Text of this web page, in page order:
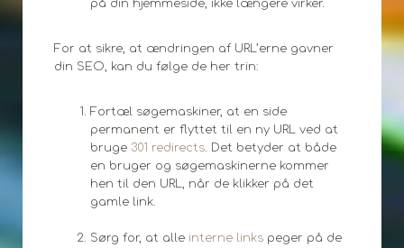
på din hjemmeside, ikke længere virker.
For at sikre, at ændringen af URL’erne gavner
din SEO, kan du følge de her trin:
Fortæl søgemaskiner, at en side
permanent er flyttet til en ny URL ved at
bruge 301 redirects. Det betyder at både
en bruger og søgemaskinerne kommer
hen til den URL, når de klikker på det
gamle link.
Sørg for, at alle interne links peger på de